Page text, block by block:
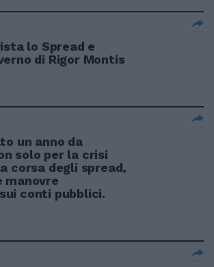
lo Spread e
di Rigor Montis
un anno da
solo per la crisi
corsa degli spread,
manovre
conti pubblici.